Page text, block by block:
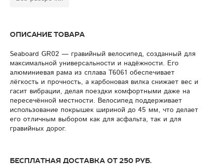
Описание товара
Seaboard GR02 — гравийный велосипед, созданный для
максимальной универсальности и надёжности. Его
алюминиевая рама из сплава T6061 обеспечивает
лёгкость и прочность, а карбоновая вилка снижает вес и
гасит вибрации, делая поездки комфортными даже на
пересечённой местности. Велосипед поддерживает
использование покрышек шириной до 45 мм, что делает
его отличным выбором как для асфальта, так и для
гравийных дорог.
Бесплатная доставка от 250 руб.